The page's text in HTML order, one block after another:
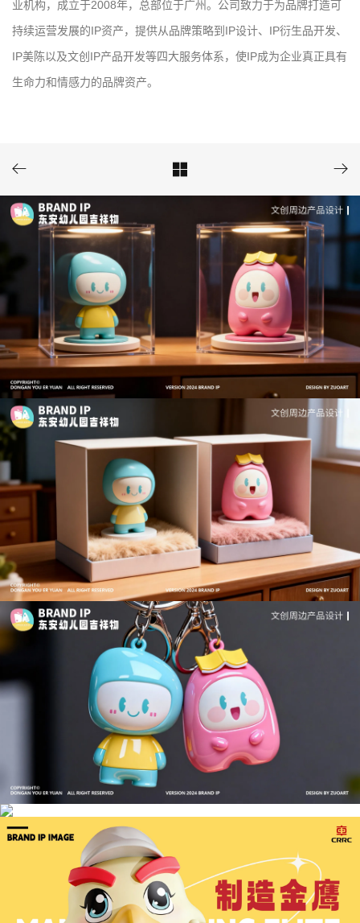
业机构，成立于2008年，总部位于广州。公司致力于为品牌打造可
持续运营发展的IP资产，提供从品牌策略到IP设计、IP衍生品开发、
IP美陈以及文创IP产品开发等四大服务体系，使IP成为企业真正具有
生命力和情感力的品牌资产。
  